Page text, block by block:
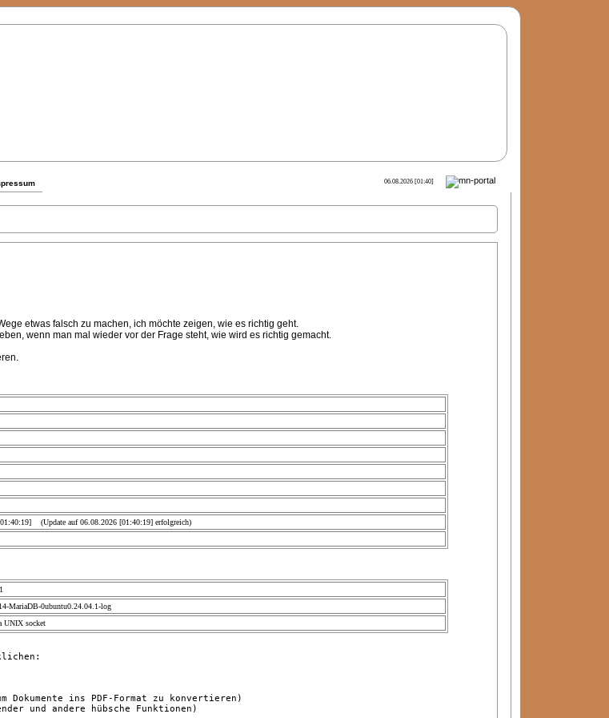
06.08.2026 [01:40]
etwas falsch zu machen, ich möchte zeigen, wie es richtig geht.
wenn man mal wieder vor der Frage steht, wie wird es richtig gemacht.
(Update auf 06.08.2026 [01:40:19] erfolgreich)
MariaDB-0ubuntu0.24.04.1-log
UNIX socket
ins PDF-Format zu konvertieren)
und andere hübsche Funktionen)